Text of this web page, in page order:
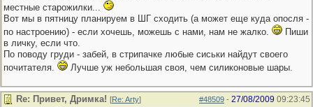
местные старожилки...
Вот мы в пятницу планируем в ШГ сходить (а может еще куда опосля -
по настроению) - если хочешь, можешь с нами, нам не жалко.
Пиши
в личку, если что.
По поводу груди - забей, в стрипачке любые сиськи найдут своего
почитателя.
Лучше уж небольшая своя, чем силиконовые шары.
#48509 - 27/08/2009 09:23:45
Re: Привет, Дримка! [Re: Arty]